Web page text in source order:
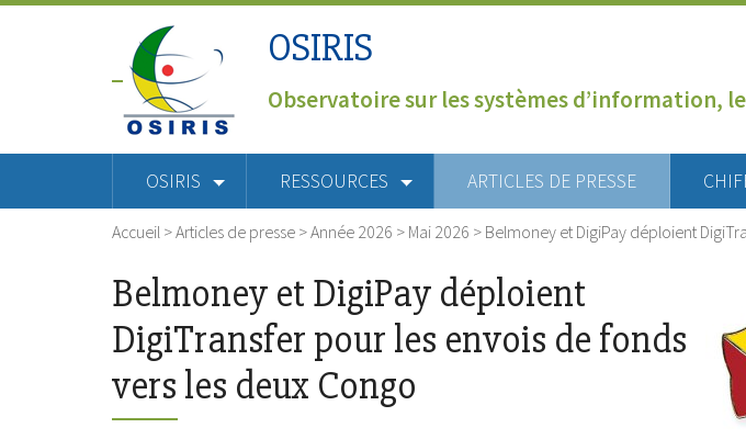
OSIRIS
Observatoire sur les systèmes d’information,
OSIRIS RESSOURCES ARTICLES DE PRESSE
Accueil >Articles de presse >Année 2026 > Mai 2026 > Belmoney et DigiPay déploient
Belmoney et DigiPay déploient
DigiTransfer pour les envois de fonds
vers les deux Congo